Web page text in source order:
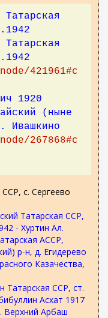
421961#c
1920
(ныне
Ивашкино
267868#c
с. Сергеево
Татарская ССР,
- Хуртин Ал.
АССР,
р-н, д. Егидерево
Казачества,
Татарская ССР, ст.
Асхат 1917
Верхний Арбаш